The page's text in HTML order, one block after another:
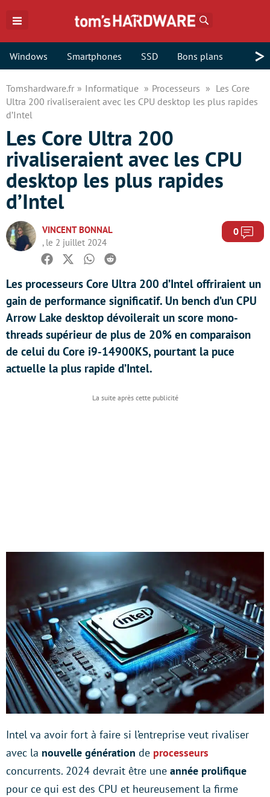
Windows Smartphones SSD Bons plans >
Tomshardware.fr Informatique Processeurs
Les Core
Ultra 200 rivaliseraient avec les CPU desktop les plus rapides
d’Intel
Les Core Ultra 200
rivaliseraient avec les CPU
desktop les plus rapides
d’Intel
VINCENT BONNAL
, le 2 juillet 2024
0
Facebook
TwitterWhatsapp
Reddit
Les processeurs Core Ultra 200 d’Intel offriraient un
gain de performance significatif. Un bench d’un CPU
Arrow Lake desktop dévoilerait un score mono-
threads supérieur de plus de 20% en comparaison
de celui du Core i9-14900KS, pourtant la puce
actuelle la plus rapide d’Intel.
Intel va avoir fort à faire si l’entreprise veut rivaliser
avec la nouvelle génération de processeurs
concurrents. 2024 devrait être une année prolifique
pour ce qui est des CPU et heureusement la firme